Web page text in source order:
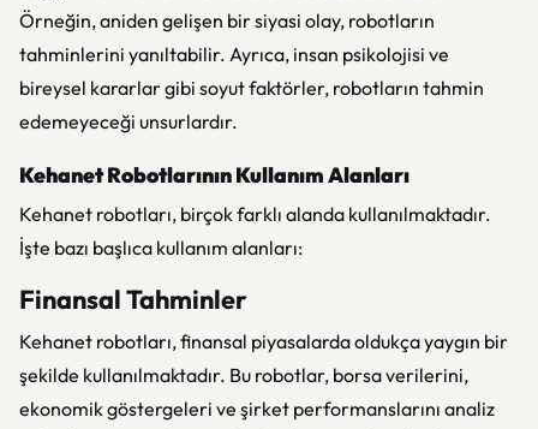
Örneğin, aniden gelişen bir siyasi olay, robotların
tahminlerini yanıltabilir. Ayrıca, insan psikolojisi ve
bireysel kararlar gibi soyut faktörler, robotların tahmin
edemeyeceği unsurlardır.
Kehanet Robotlarının Kullanım Alanları
Kehanet robotları, birçok farklı alanda kullanılmaktadır.
İşte bazı başlıca kullanım alanları:
Finansal Tahminler
Kehanet robotları, finansal piyasalarda oldukça yaygın bir
şekilde kullanılmaktadır. Bu robotlar, borsa verilerini,
ekonomik göstergeleri ve şirket performanslarını analiz